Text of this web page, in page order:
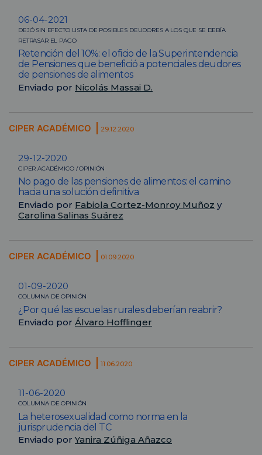
06-04-2021
DEJÓ SIN EFECTO LISTA DE POSIBLES DEUDORES A LOS QUE SE DEBÍA
RETRASAR EL PAGO
Retención del 10%: el oficio de la Superintendencia
de Pensiones que benefició a potenciales deudores
de pensiones de alimentos
Enviado por Nicolás Massai D.
CIPER ACADÉMICO 29.12.2020
29-12-2020
CIPER ACADÉMICO / OPINIÓN
No pago de las pensiones de alimentos: el camino
hacia una solución definitiva
Enviado por Fabiola Cortez-Monroy Muñoz y
Carolina Salinas Suárez
CIPER ACADÉMICO 01.09.2020
01-09-2020
COLUMNA DE OPINIÓN
¿Por qué las escuelas rurales deberían reabrir?
Enviado por Álvaro Hofflinger
CIPER ACADÉMICO 11.06.2020
11-06-2020
COLUMNA DE OPINIÓN
La heterosexualidad como norma en la
jurisprudencia del TC
Enviado porYanira Zúñiga Añazco